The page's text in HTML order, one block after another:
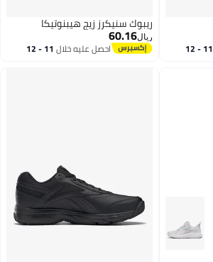
11 - 12
ريبوك سنيكرز زيج هيبنوتيكا
ريال60.16
احصل عليه خلال 11 - 12